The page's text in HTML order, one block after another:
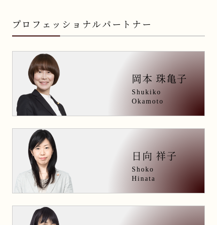
プロフェッショナルパートナー
岡本 珠亀子
Shukiko
Okamoto
日向 祥子
Shoko
Hinata